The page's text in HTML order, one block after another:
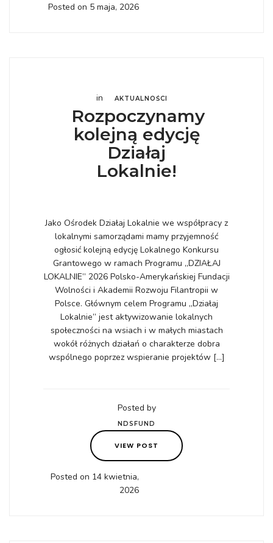
Posted on 5 maja, 2026
in AKTUALNOŚCI
Rozpoczynamy
kolejną edycję
Działaj
Lokalnie!
Jako Ośrodek Działaj Lokalnie we współpracy z
lokalnymi samorządami mamy przyjemność
ogłosić kolejną edycję Lokalnego Konkursu
Grantowego w ramach Programu „DZIAŁAJ
LOKALNIE” 2026 Polsko-Amerykańskiej Fundacji
Wolności i Akademii Rozwoju Filantropii w
Polsce. Głównym celem Programu „Działaj
Lokalnie” jest aktywizowanie lokalnych
społeczności na wsiach i w małych miastach
wokół różnych działań o charakterze dobra
wspólnego poprzez wspieranie projektów […]
Posted by
NDSFUND
VIEW POST
Posted on 14 kwietnia,
2026